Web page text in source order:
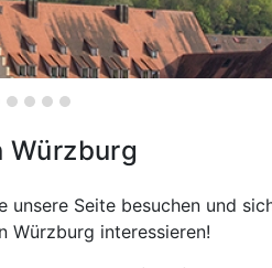
Würzburg
unsere Seite besuchen und
Würzburg interessieren!